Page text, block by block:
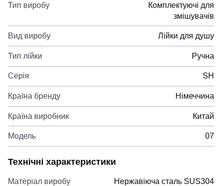
Тип виробу
Комплектуючі для
змішувачів
Вид виробу Лійки для душу
Тип лійки Ручна
Серія SH
Країна бренду Німеччина
Країна виробник Китай
Модель 07
Технічні характеристики
Матеріал виробу Нержавіюча сталь SUS304